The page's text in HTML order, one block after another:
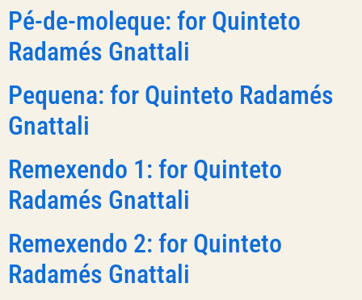
Pé-de-moleque: for Quinteto
Radamés Gnattali
Pequena: for Quinteto Radamés
Gnattali
Remexendo 1: for Quinteto
Radamés Gnattali
Remexendo 2: for Quinteto
Radamés Gnattali